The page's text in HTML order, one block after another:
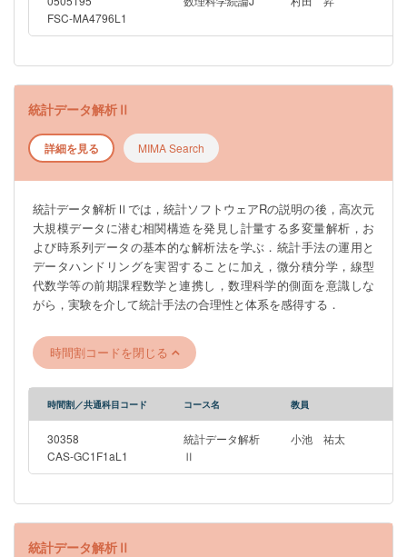
utilize it for decision-making. However, the format of data and
the corresponding analysis methods have changed remarkably,
statistical analysis methods and their application through
practical training in data analysis using statistical software. In
Statistical Data Analysis II, after explaining the statistical
scale data, and basic analysis methods for time series data. In
addition to the practical training in the operation of statistical
methods and data handling, students will gain a sense of the
rationality and systematics of statistical methods through
experiments, while being aware of the mathematical scientific
aspects in conjunction with undergraduate mathematics such as
FSC-MA4796L1
統計データ解析Ⅱ
詳細を見る MIMA Search
統計データ解析Ⅱでは，統計ソフトウェアRの説明の後，高次元
大規模データに潜む相関構造を発見し計量する多変量解析，お
よび時系列データの基本的な解析法を学ぶ．統計手法の運用と
データハンドリングを実習することに加え，微分積分学，線型
代数学等の前期課程数学と連携し，数理科学的側面を意識しな
がら，実験を介して統計手法の合理性と体系を感得する．
時間割コードを閉じる
時間割／共通科目コード コース名 教員
30358
CAS-GC1F1aL1
統計データ解析
Ⅱ
小池 祐太
統計データ解析Ⅱ